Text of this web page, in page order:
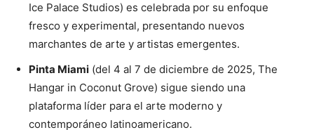
Ice Palace Studios) es celebrada por su enfoque
fresco y experimental, presentando nuevos
marchantes de arte y artistas emergentes.
Pinta Miami (del 4 al 7 de diciembre de 2025, The
Hangar in Coconut Grove) sigue siendo una
plataforma líder para el arte moderno y
contemporáneo latinoamericano.